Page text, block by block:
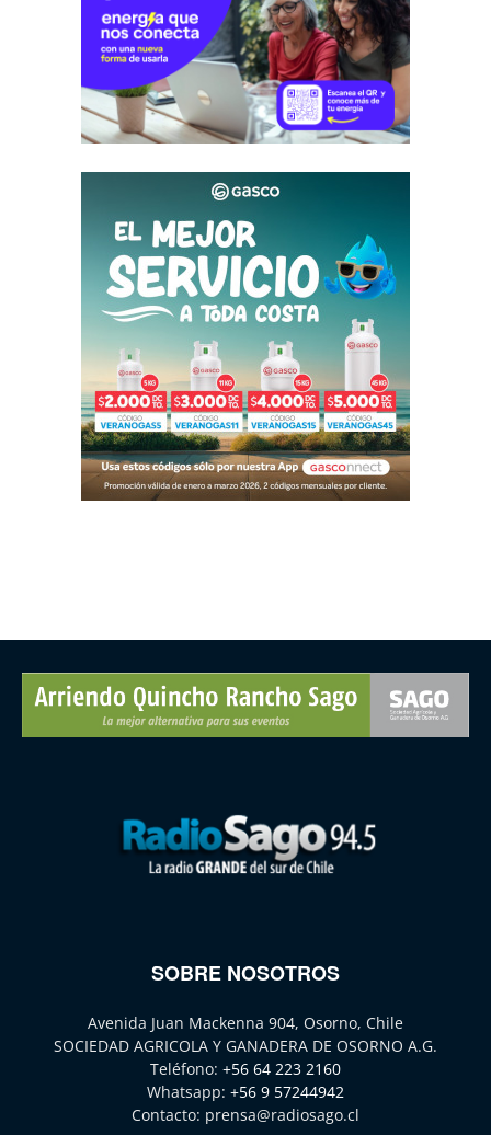
SOBRE NOSOTROS
Avenida Juan Mackenna 904, Osorno, Chile
SOCIEDAD AGRICOLA Y GANADERA DE OSORNO A.G.
Teléfono: +56 64 223 2160
Whatsapp: +56 9 57244942
Contacto: prensa@radiosago.cl